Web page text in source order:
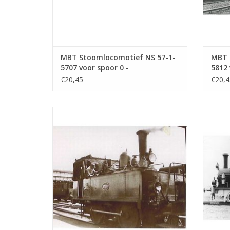
MBT Stoomlocomotief NS 57-1-
5707 voor spoor 0 -
Bouwtekening Schaal 1 : 40
€20,45
TOEVOEGEN AAN WINKELWAGEN